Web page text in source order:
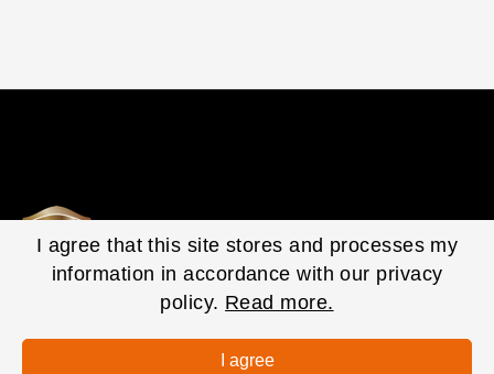
I agree that this site stores and processes my
information in accordance with our privacy
policy. Read more.
I agree
© 2020 EasyFill Corporate. All Rights Reserved.